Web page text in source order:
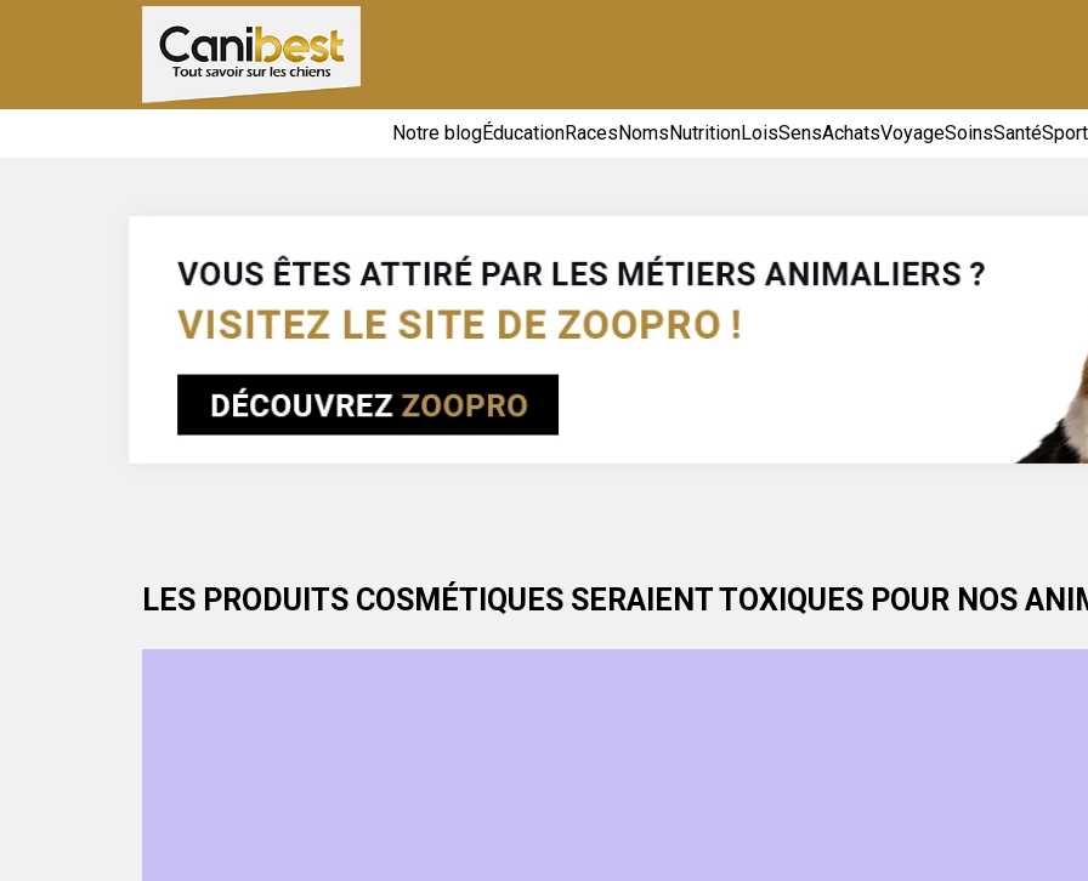
Notre blogÉducationRacesNomsNutritionLoisSensAchatsVoyageSoinsSanté
LES PRODUITS COSMÉTIQUES SERAIENT TOXIQUES POUR NOS